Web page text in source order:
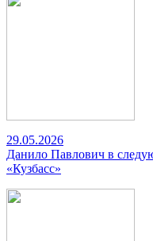
29.05.2026
Данило Павлович в
«Кузбасс»